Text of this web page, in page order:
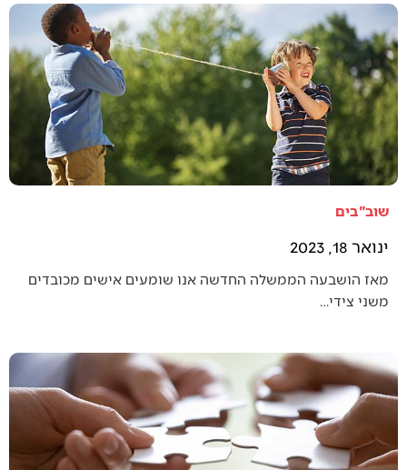
שוב"בים
ינואר 18, 2023
מאז הושבעה הממשלה החדשה אנו שומעים אישים מכובדים
משני צידי…